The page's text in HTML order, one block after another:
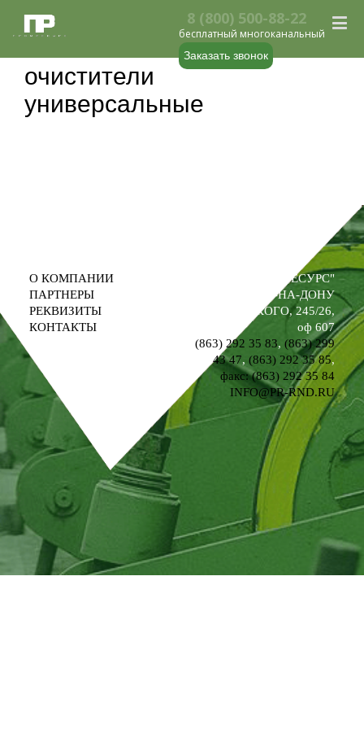
Заказать звонок
8 (800) 500-88-22
бесплатный многоканальный
очистители
универсальные
О КОМПАНИИ
ПАРТНЕРЫ
РЕКВИЗИТЫ
КОНТАКТЫ
ООО "ПРОМРЕСУРС"
РОСТОВ-НА-ДОНУ
УЛ. М. ГОРЬКОГО, 245/26,
оф 607
(863) 292 35 83,(863) 299
43 47,(863) 292 35 85,
факс: (863) 292 35 84
INFO@PR-RND.RU